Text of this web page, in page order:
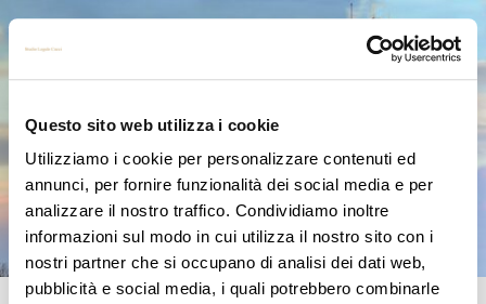
Questo sito web utilizza i cookie
Utilizziamo i cookie per personalizzare contenuti ed
annunci, per fornire funzionalità dei social media e per
analizzare il nostro traffico. Condividiamo inoltre
informazioni sul modo in cui utilizza il nostro sito con i
nostri partner che si occupano di analisi dei dati web,
pubblicità e social media, i quali potrebbero combinarle